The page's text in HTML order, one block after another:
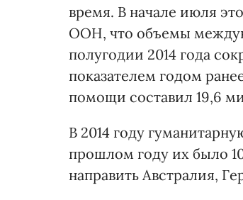
время. В начале июля
ООН, что объемы
полугодии 2014 года
показателем годом
помощи составил 19,6
В 2014 году
прошлом году их было
направить Австралия,